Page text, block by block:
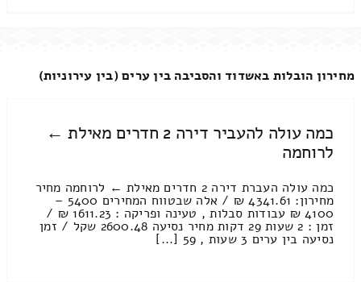
מחירון הובלות באשדוד והסביבה בין ערים (בין עירוניות)
כמה עולה להעביר דירה 2 חדרים מאילת ←
לרוחמה
כמה עולה העברת דירה 2 חדרים מאילת ← לרוחמה מחיר
מחירון: 4341.61 ₪ / אלה שבטווח המחירים 5400 –
4100 ₪ עבודות סבלות , טעינה ופריקה : 1611.23 ₪ /
זמן : 2 שעות 29 דקות מחיר נסיעה 2600.48 שקל / זמן
נסיעה בין ערים 3 שעות , 59 [...]